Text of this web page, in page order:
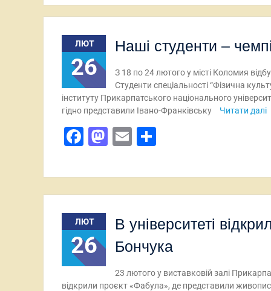
ЛЮТ
26
Наші студенти –
З 18 по 24 лютого у місті Коломия
Студенти спеціальності “Фізична
інституту Прикарпатського національного
гідно представили Івано-Франківську
Читати далі
Facebook
Mastodon
Email
ЛЮТ
26
В університеті
Бончука
23 лютого у виставковій залі
відкрили проєкт «Фабула», де представили